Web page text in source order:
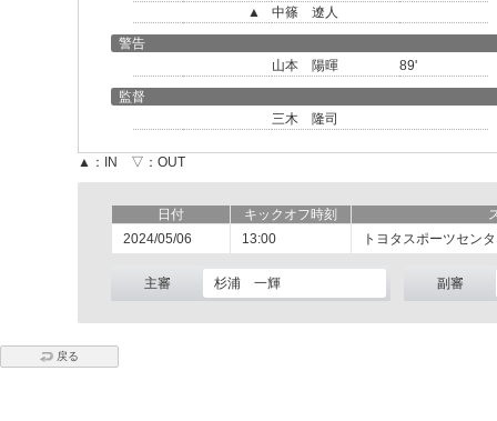
▲
中篠 遼人
警告
山本 陽暉
89'
監督
三木 隆司
▲：IN ▽：OUT
日付 キックオフ時刻
2024/05/06
13:00 トヨタスポーツセン
主審 杉浦 一輝 副審
戻る